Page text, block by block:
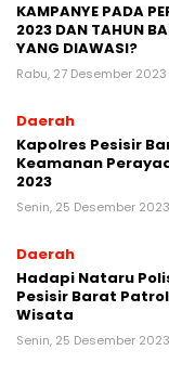
KAMPANYE PADA
2023 DAN TAHUN
YANG DIAWASI?
Rabu, 27 Desember 2023
Daerah
Kapolres Pesisir
Keamanan
2023
Senin, 25 Desember
Daerah
Hadapi Nataru
Pesisir Barat
Wisata
Senin, 25 Desember 2023